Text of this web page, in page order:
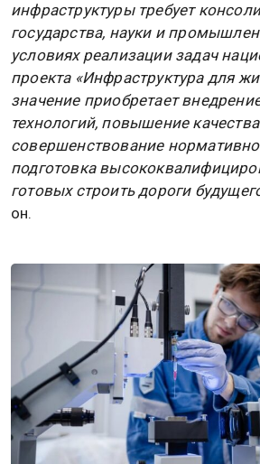
инфраструктуры требует
государства, науки и
условиях реализации задач
проекта «Инфраструктура для
значение приобретает
технологий, повышение
совершенствование
подготовка
готовых строить дороги
он.